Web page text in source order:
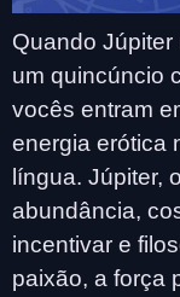
Quando
um quincúncio
vocês entram
energia erótica
língua. Júpiter,
abundância,
incentivar e
paixão, a força